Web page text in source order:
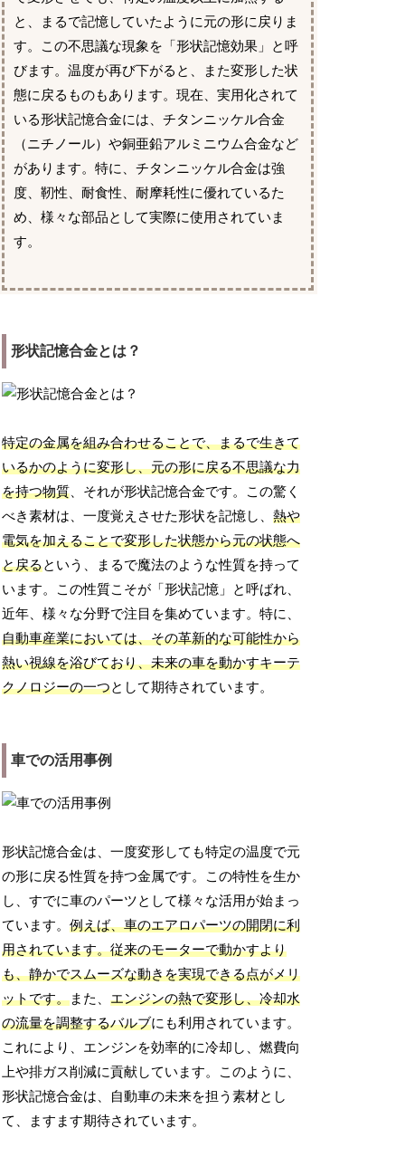
と、まるで記憶していたように元の形に戻りま
す。この不思議な現象を「形状記憶効果」と呼
びます。温度が再び下がると、また変形した状
態に戻るものもあります。現在、実用化されて
いる形状記憶合金には、チタンニッケル合金
（ニチノール）や銅亜鉛アルミニウム合金など
があります。特に、チタンニッケル合金は強
度、靭性、耐食性、耐摩耗性に優れているた
め、様々な部品として実際に使用されていま
す。
形状記憶合金とは？
特定の金属を組み合わせることで、まるで生きて
いるかのように変形し、元の形に戻る不思議な力
を持つ物質 、それが形状記憶合金です。この驚く
べき素材は、一度覚えさせた形状を記憶し、熱や
電気を加えることで変形した状態から元の状態へ
と戻るという、まるで魔法のような性質を持って
います。この性質こそが「形状記憶」と呼ばれ、
近年、様々な分野で注目を集めています。特に、
自動車産業においては、その革新的な可能性から
熱い視線を浴びており、未来の車を動かすキーテ
クノロジーの一つとして期待されています。
車での活用事例
形状記憶合金は、一度変形しても特定の温度で元
の形に戻る性質を持つ金属です。この特性を生か
し、すでに車のパーツとして様々な活用が始まっ
ています。例えば、車のエアロパーツの開閉に利
用されています。従来のモーターで動かすより
も、静かでスムーズな動きを実現できる点がメリ
ットです。また、エンジンの熱で変形し、冷却水
の流量を調整するバルブにも利用されています。
これにより、エンジンを効率的に冷却し、燃費向
上や排ガス削減に貢献しています。このように、
形状記憶合金は、自動車の未来を担う素材とし
て、ますます期待されています。